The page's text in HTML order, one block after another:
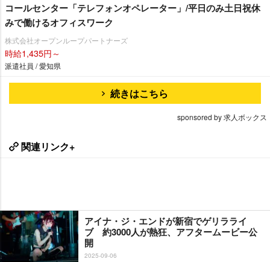
コールセンター「テレフォンオペレーター」/平日のみ土日祝休
みで働けるオフィスワーク
株式会社オープンループパートナーズ
時給1,435円～
派遣社員 / 愛知県
続きはこちら
sponsored by 求人ボックス
関連リンク+
アイナ・ジ・エンドが新宿でゲリラライ
ブ 約3000人が熱狂、アフタームービー公
開
2025-09-06